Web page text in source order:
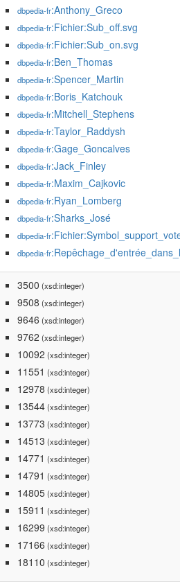
dbpedia-fr:Anthony_Greco
dbpedia-fr:Fichier:Sub_off.svg
dbpedia-fr:Fichier:Sub_on.svg
dbpedia-fr:Ben_Thomas
dbpedia-fr:Spencer_Martin
dbpedia-fr:Boris_Katchouk
dbpedia-fr:Mitchell_Stephens
dbpedia-fr:Taylor_Raddysh
dbpedia-fr:Gage_Goncalves
dbpedia-fr:Jack_Finley
dbpedia-fr:Maxim_Cajkovic
dbpedia-fr:Ryan_Lomberg
dbpedia-fr:Sharks_José
dbpedia-fr
dbpedia-fr
3500 (xsd:integer)
9508 (xsd:integer)
9646 (xsd:integer)
9762 (xsd:integer)
10092 (xsd:integer)
11551 (xsd:integer)
12978 (xsd:integer)
13544(xsd:integer)
13773 (xsd:integer)
14513 (xsd:integer)
14771 (xsd:integer)
14791 (xsd:integer)
14805(xsd:integer)
15911 (xsd:integer)
16299 (xsd:integer)
17166 (xsd:integer)
18110 (xsd:integer)